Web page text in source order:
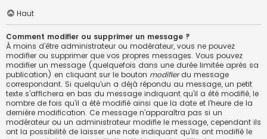
Haut
Comment modifier ou supprimer un message ?
À moins d’être administrateur ou modérateur, vous ne pouvez
modifier ou supprimer que vos propres messages. Vous pouvez
modifier un message (quelquefois dans une durée limitée après sa
publication) en cliquant sur le bouton modifierdu message
correspondant. Si quelqu’un a déjà répondu au message, un petit
texte s’affichera en bas du message indiquant qu’il a été modifié, le
nombre de fois qu’il a été modifié ainsi que la date et l’heure de la
dernière modification. Ce message n’apparaîtra pas si un
modérateur ou un administrateur modifie le message, cependant ils
ont la possibilité de laisser une note indiquant qu’ils ont modifié le